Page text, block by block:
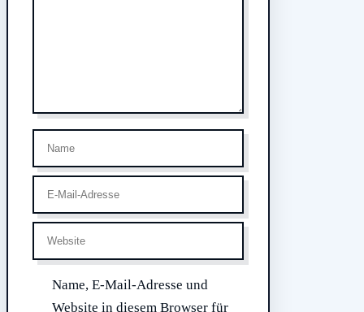
Mail-
Name, E-Mail-Adresse und
Website in diesem Browser für